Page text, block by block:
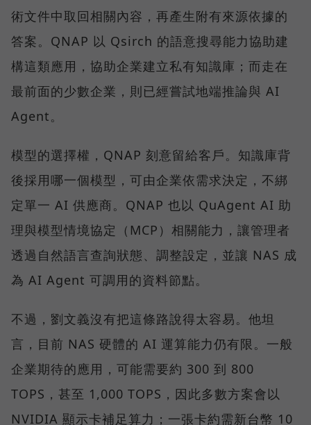
術文件中取回相關內容，再產生附有來源依據的
答案。QNAP 以 Qsirch 的語意搜尋能力協助建
構這類應用，協助企業建立私有知識庫；而走在
最前面的少數企業，則已經嘗試地端推論與 AI
Agent。
模型的選擇權，QNAP 刻意留給客戶。知識庫背
後採用哪一個模型，可由企業依需求決定，不綁
定單一 AI 供應商。QNAP 也以 QuAgent AI 助
理與模型情境協定（MCP）相關能力，讓管理者
透過自然語言查詢狀態、調整設定，並讓 NAS 成
為 AI Agent 可調用的資料節點。
不過，劉文義沒有把這條路說得太容易。他坦
言，目前 NAS 硬體的 AI 運算能力仍有限。一般
企業期待的應用，可能需要約 300 到 800
TOPS，甚至 1,000 TOPS，因此多數方案會以
NVIDIA 顯示卡補足算力；一張卡約需新台幣 10